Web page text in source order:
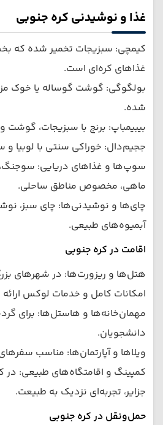
غذا و نوشیدنی کره جنوبی
کیمچی: سبزیجات تخمیر شده که
غذاهای کره‌ای است.
بولگوگی: گوشت گوساله یا خوک
شده.
بیبیمباپ: برنج با سبزیجات،
ججیم‌دال: خوراکی سنتی با لوبیا و
سوپ‌ها و غذاهای دریایی:
ماهی، مخصوص مناطق ساحلی.
چای‌ها و نوشیدنی‌ها: چای سبز،
آبمیوه‌های طبیعی.
اقامت در کره جنوبی
هتل‌ها و ریزورت‌ها: در شهرهای
امکانات کامل و خدمات لوکس
مهمان‌خانه‌ها و هاستل‌ها: برای
دانشجویان.
ویلاها و آپارتمان‌ها: مناسب
کمپینگ و اقامتگاه‌های طبیعی: در
جزایر، تجربه‌ای نزدیک به طبیعت.
حمل‌ونقل در کره جنوبی